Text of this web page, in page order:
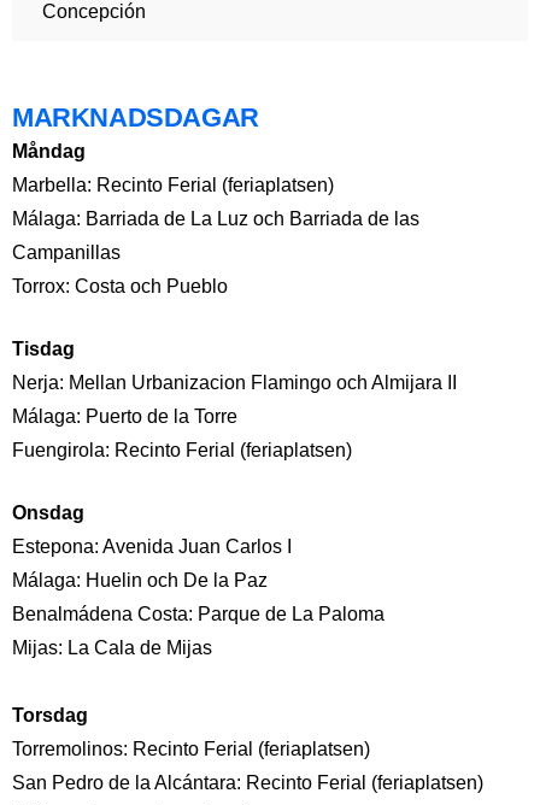
Concepción
MARKNADSDAGAR
Måndag
Marbella: Recinto Ferial (feriaplatsen)
Málaga: Barriada de La Luz och Barriada de las
Campanillas
Torrox: Costa och Pueblo
Tisdag
Nerja: Mellan Urbanizacion Flamingo och Almijara II
Málaga: Puerto de la Torre
Fuengirola: Recinto Ferial (feriaplatsen)
Onsdag
Estepona: Avenida Juan Carlos I
Málaga: Huelin och De la Paz
Benalmádena Costa: Parque de La Paloma
Mijas: La Cala de Mijas
Torsdag
Torremolinos: Recinto Ferial (feriaplatsen)
San Pedro de la Alcántara: Recinto Ferial (feriaplatsen)